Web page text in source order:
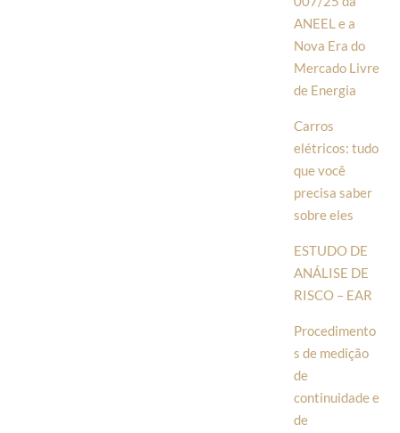
ANEEL e a
Nova Era do
Mercado Livre
de Energia
Carros
elétricos: tudo
que você
precisa saber
sobre eles
ESTUDO DE
ANÁLISE DE
RISCO – EAR
Procedimento
s de medição
de
continuidade e
de